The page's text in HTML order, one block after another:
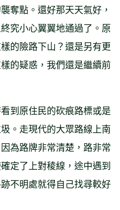
奪點。還好那天天氣好，
究小心翼翼地通過了。原
的險路下山？還是另有更
的疑惑，我們還是繼續前
到原住民的砍痕路標或是
。走現代的大眾路線上南
為路牌非常清楚，路非常
定了上對稜線，途中遇到
不明處就得自己找尋較好